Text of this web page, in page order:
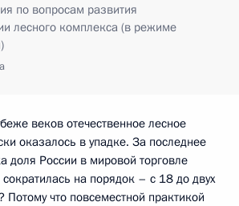
по вопросам развития
лесного комплекса (в режиме
веков отечественное лесное
оказалось в упадке. За последнее
доля России в мировой торговле
на порядок – с 18 до двух
Потому что повсеместной практикой